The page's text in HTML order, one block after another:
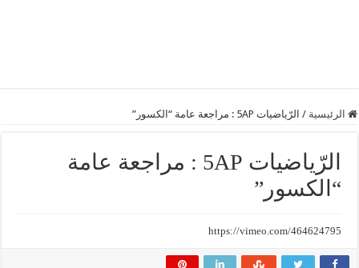
الرئيسية / الرّياضيات 5AP : مراجعة عامة “الكسور”
الرّياضيات 5AP : مراجعة عامة
“الكسور”
https://vimeo.com/464624795